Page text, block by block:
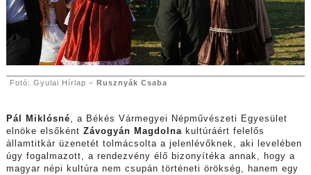
Fotó: Gyulai Hírlap – Rusznyák Csaba
Pál Miklósné, a Békés Vármegyei Népművészeti Egyesület
elnöke elsőként Závogyán Magdolna kultúráért felelős
államtitkár üzenetét tolmácsolta a jelenlévőknek, aki levelében
úgy fogalmazott, a rendezvény élő bizonyítéka annak, hogy a
magyar népi kultúra nem csupán történeti örökség, hanem egy